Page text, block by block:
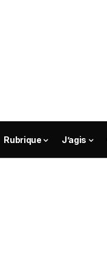
Rubrique J’agis